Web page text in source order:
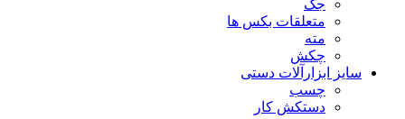
جک
متعلقات بکس ها
مته
چکش
سایز ابزارآلات دستی
چسب
دستکش کار